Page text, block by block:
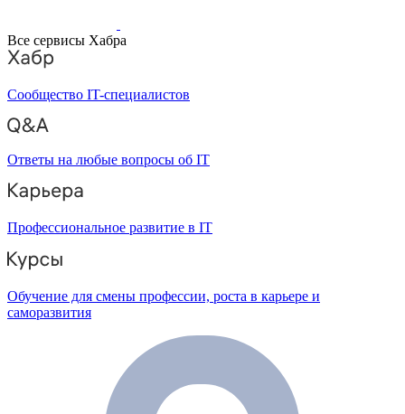
Все сервисы Хабра
Сообщество IT-специалистов
Ответы на любые вопросы об IT
Профессиональное развитие в IT
Обучение для смены профессии, роста в карьере и
саморазвития